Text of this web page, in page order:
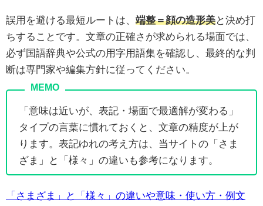
誤用を避ける最短ルートは、 端整＝顔の造形美と決め打
ちすることです。文章の正確さが求められる場面では、
必ず国語辞典や公式の用字用語集を確認し、最終的な判
断は専門家や編集方針に従ってください。
「意味は近いが、表記・場面で最適解が変わる」
タイプの言葉に慣れておくと、文章の精度が上が
ります。表記ゆれの考え方は、当サイトの「さま
ざま」と「様々」の違いも参考になります。
「さまざま」と「様々」の違いや意味・使い方・例文